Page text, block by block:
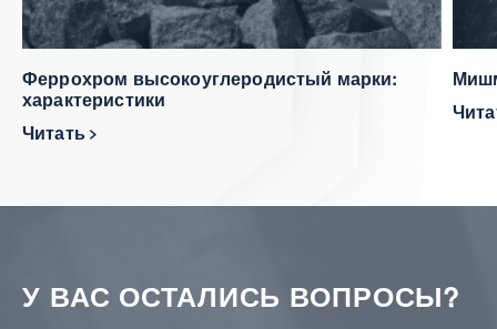
Феррохром высокоуглеродистый марки:
характеристики
Читать
У ВАС ОСТАЛИСЬ ВОПРОСЫ?